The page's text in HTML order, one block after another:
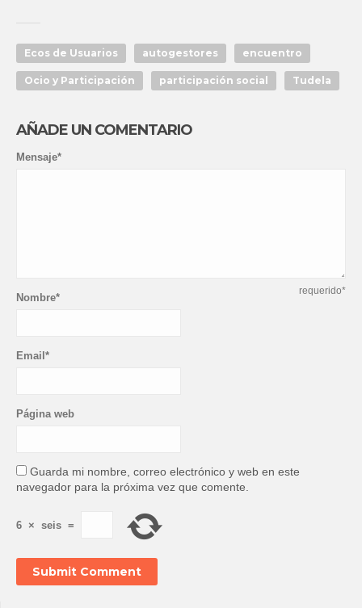
Ecos de Usuarios autogestores encuentro
Ocio y Participación participación social Tudela
AÑADE UN COMENTARIO
Mensaje*
requerido*
Nombre*
Email*
Página web
Guarda mi nombre, correo electrónico y web en este
navegador para la próxima vez que comente.
6 × seis =